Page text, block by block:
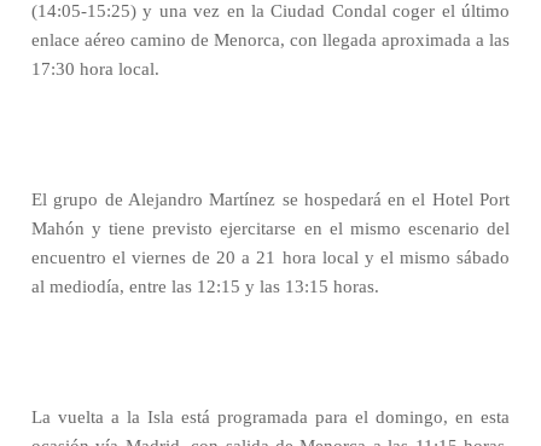
(14:05-15:25) y una vez en la Ciudad Condal coger el último
enlace aéreo camino de Menorca, con llegada aproximada a las
17:30 hora local.
El grupo de Alejandro Martínez se hospedará en el Hotel Port
Mahón y tiene previsto ejercitarse en el mismo escenario del
encuentro el viernes de 20 a 21 hora local y el mismo sábado
al mediodía, entre las 12:15 y las 13:15 horas.
La vuelta a la Isla está programada para el domingo, en esta